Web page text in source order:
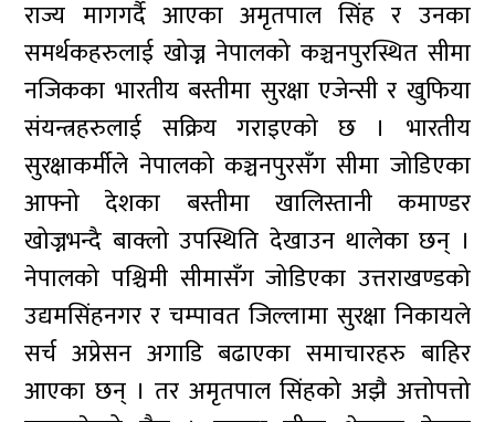
राज्य मागगर्दै आएका अमृतपाल सिंह र उनका
समर्थकहरुलाई खोज्न नेपालको कञ्चनपुरस्थित सीमा
नजिकका भारतीय बस्तीमा सुरक्षा एजेन्सी र खुफिया
संयन्त्रहरुलाई सक्रिय गराइएको छ । भारतीय
सुरक्षाकर्मीले नेपालको कञ्चनपुरसँग सीमा जोडिएका
आफ्नो देशका बस्तीमा खालिस्तानी कमाण्डर
खोज्नभन्दै बाक्लो उपस्थिति देखाउन थालेका छन् ।
नेपालको पश्चिमी सीमासँग जोडिएका उत्तराखण्डको
उद्यमसिंहनगर र चम्पावत जिल्लामा सुरक्षा निकायले
सर्च अप्रेसन अगाडि बढाएका समाचारहरु बाहिर
आएका छन् । तर अमृतपाल सिंहको अझै अत्तोपत्तो